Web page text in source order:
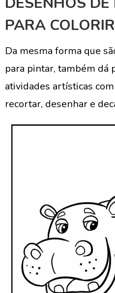
PARA COLORIR
Da mesma forma que
para pintar, também dá
atividades artísticas
recortar, desenhar e